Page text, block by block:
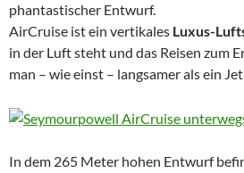
phantastischer Entwurf.
AirCruise ist ein vertikales Luxus-
in der Luft steht und das Reisen zum
man – wie einst – langsamer als ein
In dem 265 Meter hohen Entwurf